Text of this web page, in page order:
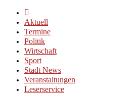
Aktuell
Termine
Politik
Wirtschaft
Sport
Stadt News
Veranstaltungen
Leserservice